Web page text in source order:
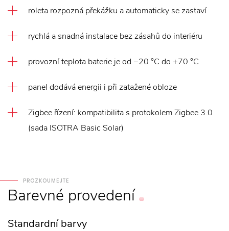
roleta rozpozná překážku a automaticky se zastaví
rychlá a snadná instalace bez zásahů do interiéru
provozní teplota baterie je od −20 °C do +70 °C
panel dodává energii i při zatažené obloze
Zigbee řízení: kompatibilita s protokolem Zigbee 3.0
(sada ISOTRA Basic Solar)
PROZKOUMEJTE
Barevné provedení
Standardní barvy